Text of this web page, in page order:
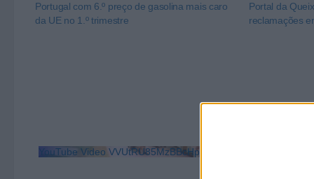
Portugal com 6.º preço de gasolina mais caro
da UE no 1.º trimestre
Portal da
reclamações
YouTube Video